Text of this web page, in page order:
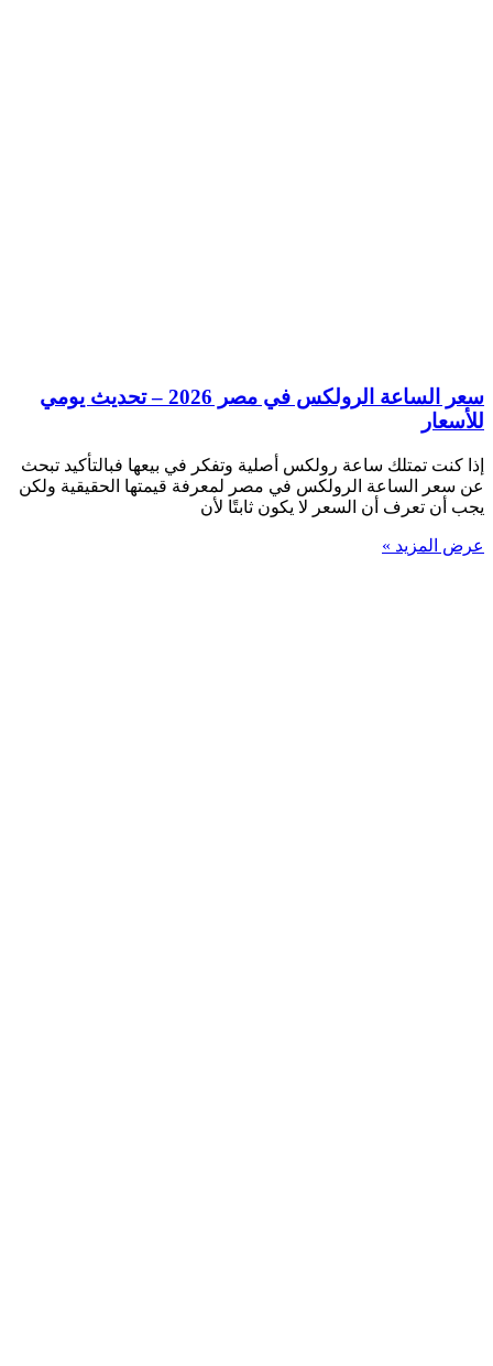
سعر الساعة الرولكس في مصر 2026 – تحديث يومي
للأسعار
إذا كنت تمتلك ساعة رولكس أصلية وتفكر في بيعها فبالتأكيد تبحث
عن سعر الساعة الرولكس في مصر لمعرفة قيمتها الحقيقية ولكن
يجب أن تعرف أن السعر لا يكون ثابتًا لأن
عرض المزيد »